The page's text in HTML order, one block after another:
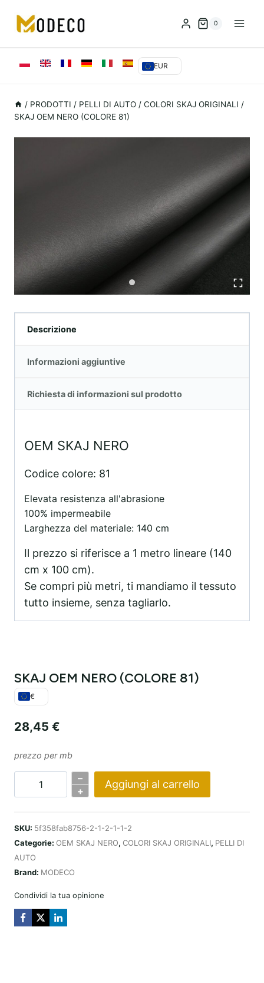
contenuto
0
EUR
/ PRODOTTI / PELLI DI AUTO / COLORI SKAJ ORIGINALI /
SKAJ OEM NERO (COLORE 81)
Descrizione
Informazioni aggiuntive
Richiesta di informazioni sul prodotto
OEM SKAJ NERO
Codice colore: 81
Elevata resistenza all'abrasione
100% impermeabile
Larghezza del materiale: 140 cm
Il prezzo si riferisce a 1 metro lineare (140
cm x 100 cm).
Se compri più metri, ti mandiamo il tessuto
tutto insieme, senza tagliarlo.
SKAJ OEM NERO (COLORE 81)
€
28,45 €
prezzo per mb
Quantità
BLACK
(COLOUR
81)
–
+
Aggiungi al carrello
SKU: 5f358fab8756-2-1-2-1-1-2
Categorie: OEM SKAJ NERO, COLORI SKAJ ORIGINALI, PELLI DI
AUTO
Brand: MODECO
Condividi la tua opinione